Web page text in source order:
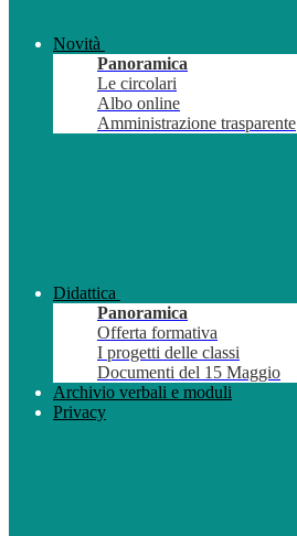
Novità
Panoramica
Le circolari
Albo online
Amministrazione trasparente
Didattica
Panoramica
Offerta formativa
I progetti delle classi
Documenti del 15 Maggio
Archivio verbali e moduli
Privacy